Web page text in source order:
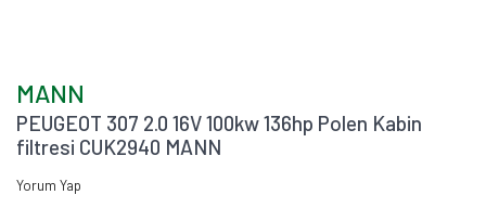
MANN
PEUGEOT 307 2.0 16V 100kw 136hp Polen Kabin
filtresi CUK2940 MANN
Yorum Yap